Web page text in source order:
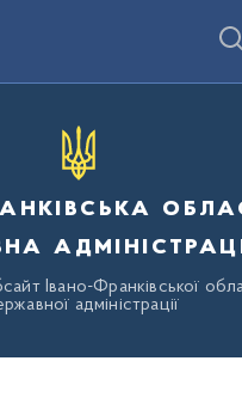
Івано-Франківської
адміністрації